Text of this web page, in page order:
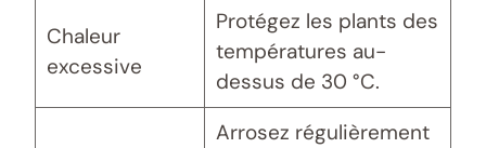
Chaleur
excessive
Protégez les plants des
températures au-
dessus de 30 °C.
Arrosez régulièrement